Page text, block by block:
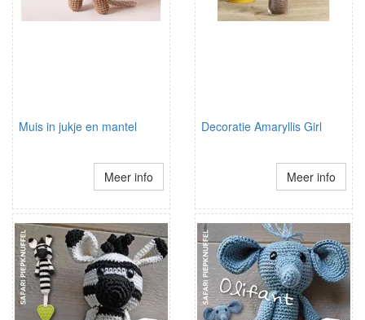
Muis in jukje en mantel
Meer info
Decoratie Amaryllis Girl
Meer info